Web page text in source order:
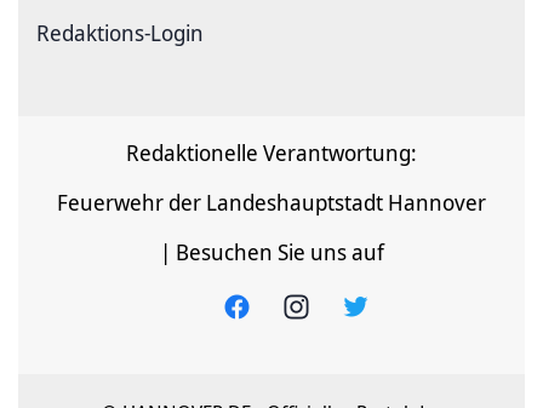
Redaktions-Login
Redaktionelle Verantwortung:
Feuerwehr der Landeshauptstadt Hannover
| Besuchen Sie uns auf